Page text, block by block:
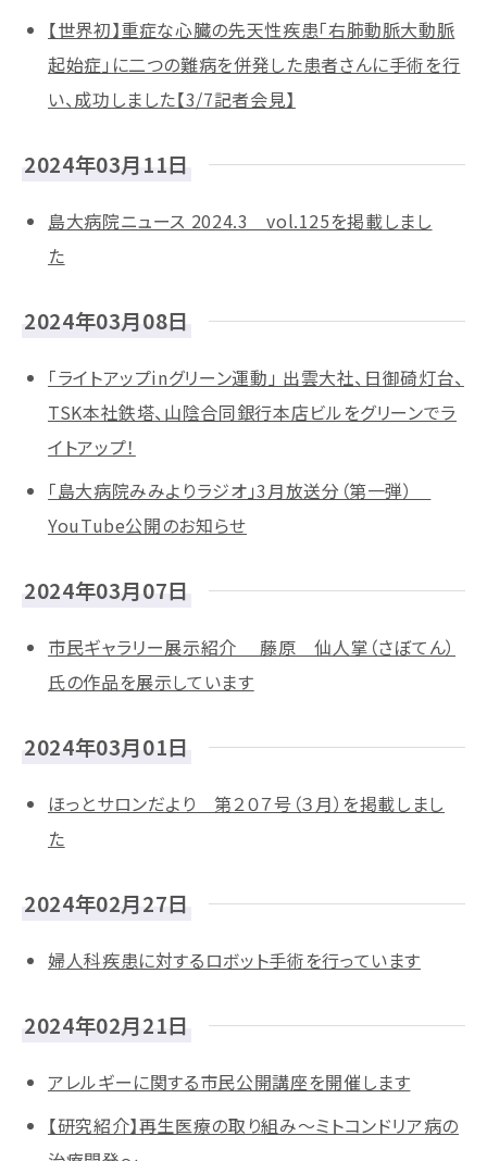
【世界初】重症な心臓の先天性疾患「右肺動脈大動脈
起始症」に二つの難病を併発した患者さんに手術を行
い、成功しました【3/7記者会見】
2024年03月11日
島大病院ニュース 2024.3 vol.125を掲載しまし
た
2024年03月08日
「ライトアップinグリーン運動」 出雲大社、日御碕灯台、
TSK本社鉄塔、山陰合同銀行本店ビルをグリーンでラ
イトアップ！
「島大病院みみよりラジオ」3月放送分（第一弾）
YouTube公開のお知らせ
2024年03月07日
市民ギャラリー展示紹介 藤原 仙人掌（さぼてん）
氏の作品を展示しています
2024年03月01日
ほっとサロンだより 第２０７号（３月）を掲載しまし
た
2024年02月27日
婦人科疾患に対するロボット手術を行っています
2024年02月21日
アレルギーに関する市民公開講座を開催します
【研究紹介】再生医療の取り組み～ミトコンドリア病の